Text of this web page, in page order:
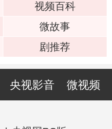
视频百科
微故事
剧推荐
央视影音 微视频